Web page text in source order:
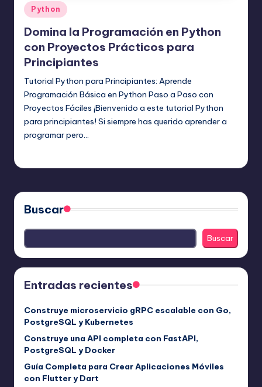
Publicado
en
Python
Domina la Programación en Python
con Proyectos Prácticos para
Principiantes
Tutorial Python para Principiantes: Aprende
Programación Básica en Python Paso a Paso con
Proyectos Fáciles ¡Bienvenido a este tutorial Python
para principiantes! Si siempre has querido aprender a
programar pero…
Buscar
Buscar
Entradas recientes
Construye microservicio gRPC escalable con Go,
PostgreSQL y Kubernetes
Construye una API completa con FastAPI,
PostgreSQL y Docker
Guía Completa para Crear Aplicaciones Móviles
con Flutter y Dart